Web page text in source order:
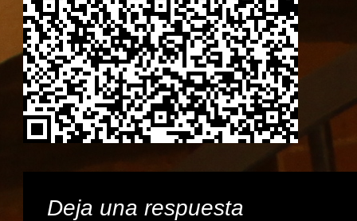
Deja una respuesta